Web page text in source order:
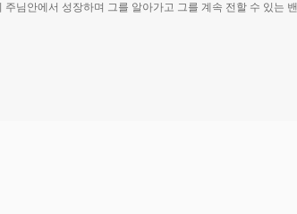
님안에서 성장하며 그를 알아가고 그를 계속 전할 수 있는 밴